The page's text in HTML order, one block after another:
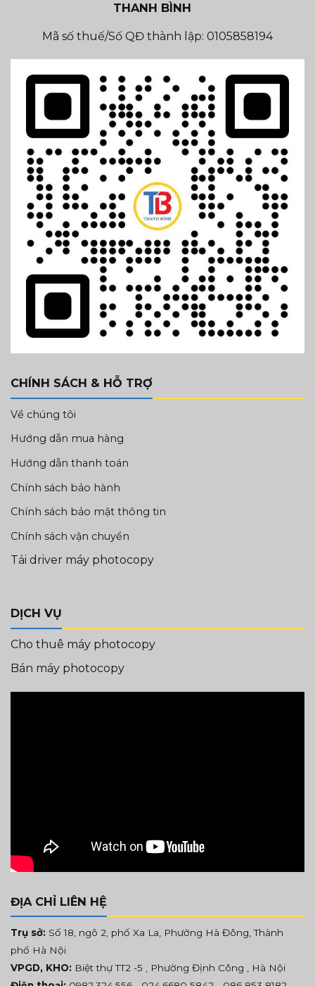
THANH BÌNH
Mã số thuế/Số QĐ thành lập: 0105858194
CHÍNH SÁCH & HỖ TRỢ
Về chúng tôi
Hướng dẫn mua hàng
Hướng dẫn thanh toán
Chính sách bảo hành
Chính sách bảo mật thông tin
Chính sách vận chuyển
Tải driver máy photocopy
DỊCH VỤ
Cho thuê máy photocopy
Bán máy photocopy
ĐỊA CHỈ LIÊN HỆ
Trụ sở: Số 18, ngõ 2, phố Xa La, Phường Hà Đông, Thành
phố Hà Nội
VPGD, KHO: Biệt thự TT2 -5 , Phường Định Công , Hà Nội